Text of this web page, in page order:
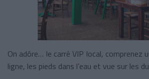
On adôre… le carré VIP local, comprenez
ligne, les pieds dans l’eau et vue sur les